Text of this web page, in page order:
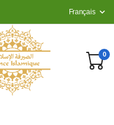
Français
0